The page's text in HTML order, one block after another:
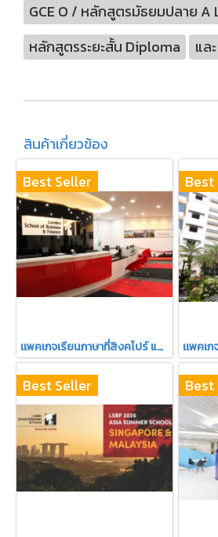
GCE O / หลักสูตรมัธยมปลาย A
หลักสูตรระยะสั้น Diploma
แล
สินค้าเกี่ยวข้อง
Best Seller
เเพคเกจเรียนภาษาที่สิงคโปร์ แบบเดี่ยว 4 สัปดาห์ LSBF อายุ14ปีขึ้นไป
Best
Best Seller Best